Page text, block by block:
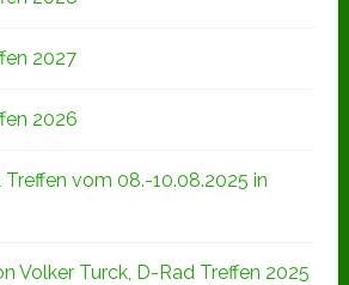
2027
2026
Treffen vom 08.-10.08.2025 in
Volker Turck, D-Rad Treffen 2025